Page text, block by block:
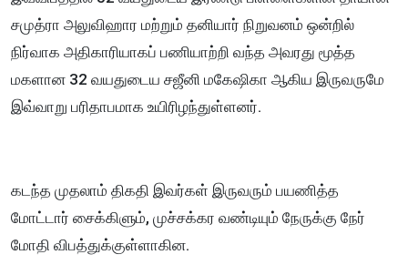
சமுத்ரா அலுவிஹார மற்றும் தனியார் நிறுவனம் ஒன்றில்
நிர்வாக அதிகாரியாகப் பணியாற்றி வந்த அவரது மூத்த
மகளான 32 வயதுடைய சஜீனி மகேஷிகா ஆகிய இருவருமே
இவ்வாறு பரிதாபமாக உயிரிழந்துள்ளனர்.
கடந்த முதலாம் திகதி இவர்கள் இருவரும் பயணித்த
மோட்டார் சைக்கிளும், முச்சக்கர வண்டியும் நேருக்கு நேர்
மோதி விபத்துக்குள்ளாகின.